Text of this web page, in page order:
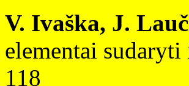
V. Ivaška, J.
elementai
118